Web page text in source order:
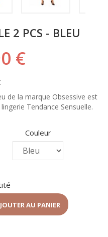
2 PCS - BLEU
€
de la marque Obsessive est
Tendance Sensuelle.
Couleur
AU PANIER